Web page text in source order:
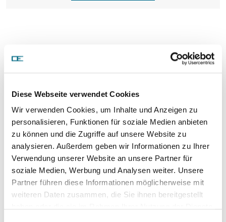
Diese Webseite verwendet Cookies
Wir verwenden Cookies, um Inhalte und Anzeigen zu
personalisieren, Funktionen für soziale Medien anbieten
zu können und die Zugriffe auf unsere Website zu
analysieren. Außerdem geben wir Informationen zu Ihrer
Verwendung unserer Website an unsere Partner für
soziale Medien, Werbung und Analysen weiter. Unsere
Partner führen diese Informationen möglicherweise mit
weiteren Daten zusammen, die Sie ihnen bereitgestellt
Riemenspanner